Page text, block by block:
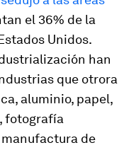
el 36% de la
Unidos.
han
que otrora
aluminio, papel,
fotografía
de